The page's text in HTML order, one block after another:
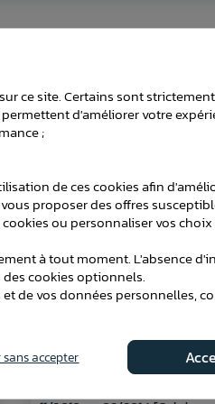
ce site. Certains sont
d'améliorer votre
;
de ces cookies afin
proposer des offres
ou personnaliser vos
à tout moment. L'absence
cookies optionnels.
de vos données personnelles,
accepter